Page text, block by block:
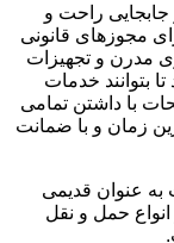
راحت و
مجوزهای قانونی
مدرن و تجهیزات
بتوانند خدمات
با داشتن تمامی
زمان و با ضمانت
عنوان قدیمی
سال سابقه در انواع حمل و نقل